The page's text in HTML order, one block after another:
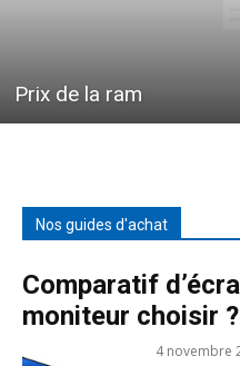
Prix de la ram
Nos guides d'achat
Comparatif
moniteur choisir ?
4 novembre